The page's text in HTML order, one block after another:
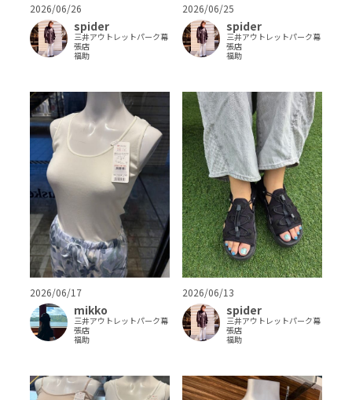
2026/06/26
spider
三井アウトレットパーク幕
張店
福助
2026/06/25
spider
三井アウトレットパーク幕
張店
福助
2026/06/17
mikko
三井アウトレットパーク幕
張店
福助
2026/06/13
spider
三井アウトレットパーク幕
張店
福助